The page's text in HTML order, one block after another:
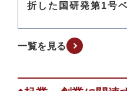
折した国研発第1号
一覧を見る